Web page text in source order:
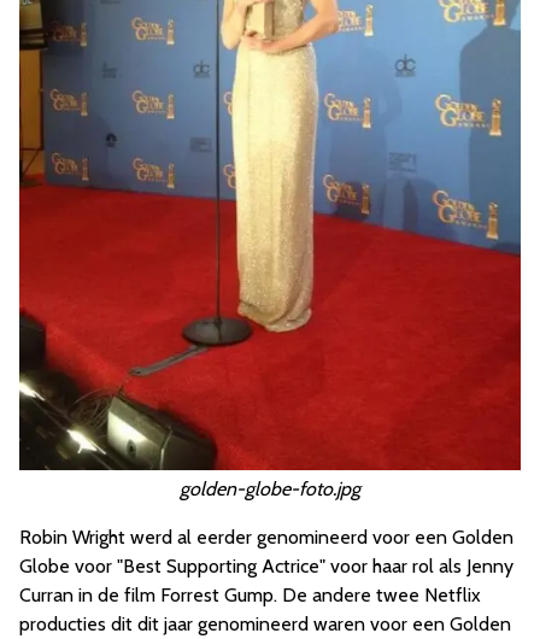
golden-globe-foto.jpg
Robin Wright werd al eerder genomineerd voor een Golden
Globe voor "Best Supporting Actrice" voor haar rol als Jenny
Curran in de film Forrest Gump. De andere twee Netflix
producties dit dit jaar genomineerd waren voor een Golden